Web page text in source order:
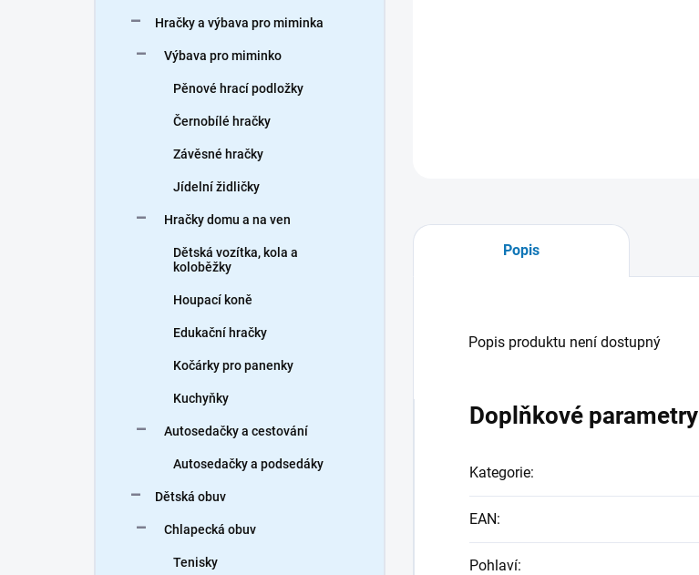
Hračky a výbava pro miminka
Výbava pro miminko
Pěnové hrací podložky
Černobílé hračky
Závěsné hračky
Jídelní židličky
Hračky domu a na ven
Dětská vozítka, kola a
koloběžky
Houpací koně
Edukační hračky
Kočárky pro panenky
Kuchyňky
Autosedačky a cestování
Autosedačky a podsedáky
Dětská obuv
Chlapecká obuv
Tenisky
Popis
Popis produktu není dostupný
Doplňkové parametry
Kategorie:
EAN:
Pohlaví: